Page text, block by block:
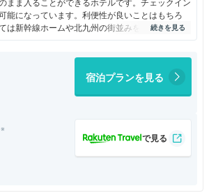
まま入ることができるホテルです。チェックイン
能になっています。利便性が良いことはもちろ
は新幹線ホームや北九州の街並みを眺めることも
は九州の玄関口らしく九州各地の味をいろいろと
宿泊プランを見る